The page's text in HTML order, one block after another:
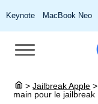
Keynote MacBook Neo
> Jailbreak Apple >
main pour le jailbreak